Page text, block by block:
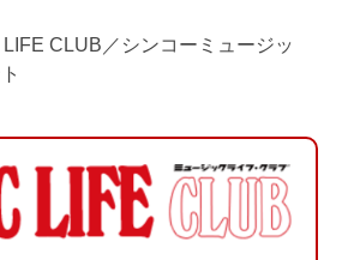
CLUB／シンコーミュージッ